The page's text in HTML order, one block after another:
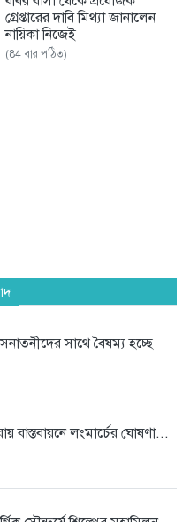
গ্রেপ্তারের দাবি মিথ্যা জানালেন
নায়িকা নিজেই
(84 বার পঠিত)
সাথে বৈষম্য হচ্ছে
বাস্তবায়নে লংমার্চের ঘোষণা...